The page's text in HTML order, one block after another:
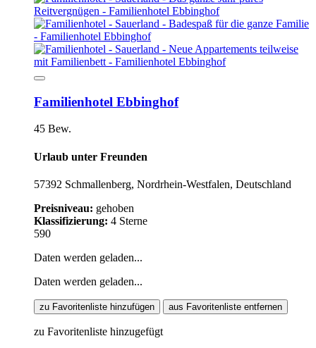
Familienhotel Ebbinghof
45 Bew.
Urlaub unter Freunden
57392 Schmallenberg, Nordrhein-Westfalen, Deutschland
Preisniveau: gehoben
Klassifizierung: 4 Sterne
590
Daten werden geladen...
Daten werden geladen...
zu Favoritenliste hinzufügen aus Favoritenliste entfernen
zu Favoritenliste hinzugefügt